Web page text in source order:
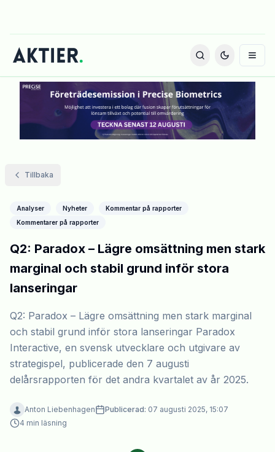
Tillbaka
Analyser Nyheter
Kommentar på rapporter
Kommentarer på rapporter
Q2: Paradox – Lägre omsättning men stark
marginal och stabil grund inför stora
lanseringar
Q2: Paradox – Lägre omsättning men stark marginal
och stabil grund inför stora lanseringar Paradox
Interactive, en svensk utvecklare och utgivare av
strategispel, publicerade den 7 augusti
delårsrapporten för det andra kvartalet av år 2025.
Anton Liebenhagen Publicerad: 07 augusti 2025, 15:07
4 min läsning